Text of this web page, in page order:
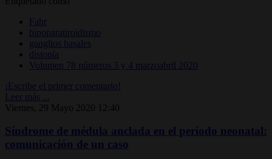
Fahr
hipoparatiroidismo
ganglios basales
distonía
Volumen 78 números 3 y 4 marzoabril 2020
¡Escribe el primer comentario!
Leer más ...
Viernes, 29 Mayo 2020 12:40
Síndrome de médula anclada en el periodo neonatal:
comunicación de un caso